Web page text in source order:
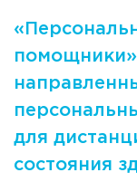
для
состояния